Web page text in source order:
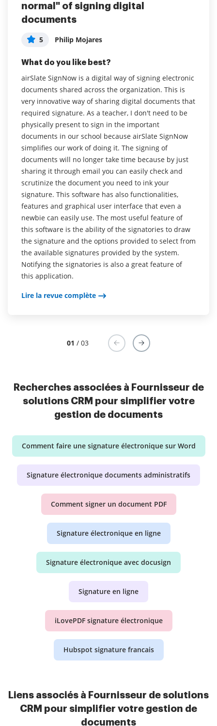
normal" of signing digital
documents
5 Philip Mojares
What do you like best?
airSlate SignNow is a digital way of signing electronic
documents shared across the organization. This is
very innovative way of sharing digital documents that
required signature. As a teacher, I don't need to be
physically present to sign in the important
documents in our school because airSlate SignNow
simplifies our work of doing it. The signing of
documents will no longer take time because by just
sharing it through email you can easily check and
scrutinize the document you need to ink your
signature. This software has also functionalities,
features and graphical user interface that even a
newbie can easily use. The most useful feature of
this software is the ability of the signatories to draw
the signature and the options provided to select from
the available signatures provided by the system.
Notifying the signatories is also a great feature of
this application.
Lire la revue complète
5 McKay Anderson
What do you like best?
5 User in Hospitality
What do you like best?
much you can edit the documents to sign.
Lire la revue complète
01 / 03
Recherches associées à Fournisseur de
solutions CRM pour simplifier votre
gestion de documents
Comment faire une signature électronique sur Word
Signature électronique documents administratifs
Comment signer un document PDF
Signature électronique en ligne
Signature électronique avec docusign
Signature en ligne
iLovePDF signature électronique
Hubspot signature francais
Liens associés à Fournisseur de solutions
CRM pour simplifier votre gestion de
documents